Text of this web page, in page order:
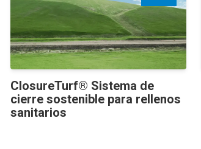
ClosureTurf® Sistema de
cierre sostenible para rellenos
sanitarios